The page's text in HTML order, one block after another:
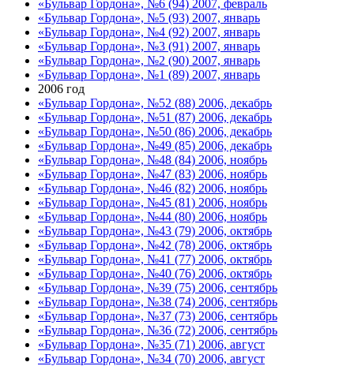
«Бульвар Гордона», №6 (94) 2007, февраль
«Бульвар Гордона», №5 (93) 2007, январь
«Бульвар Гордона», №4 (92) 2007, январь
«Бульвар Гордона», №3 (91) 2007, январь
«Бульвар Гордона», №2 (90) 2007, январь
«Бульвар Гордона», №1 (89) 2007, январь
2006 год
«Бульвар Гордона», №52 (88) 2006, декабрь
«Бульвар Гордона», №51 (87) 2006, декабрь
«Бульвар Гордона», №50 (86) 2006, декабрь
«Бульвар Гордона», №49 (85) 2006, декабрь
«Бульвар Гордона», №48 (84) 2006, ноябрь
«Бульвар Гордона», №47 (83) 2006, ноябрь
«Бульвар Гордона», №46 (82) 2006, ноябрь
«Бульвар Гордона», №45 (81) 2006, ноябрь
«Бульвар Гордона», №44 (80) 2006, ноябрь
«Бульвар Гордона», №43 (79) 2006, октябрь
«Бульвар Гордона», №42 (78) 2006, октябрь
«Бульвар Гордона», №41 (77) 2006, октябрь
«Бульвар Гордона», №40 (76) 2006, октябрь
«Бульвар Гордона», №39 (75) 2006, сентябрь
«Бульвар Гордона», №38 (74) 2006, сентябрь
«Бульвар Гордона», №37 (73) 2006, сентябрь
«Бульвар Гордона», №36 (72) 2006, сентябрь
«Бульвар Гордона», №35 (71) 2006, август
«Бульвар Гордона», №34 (70) 2006, август